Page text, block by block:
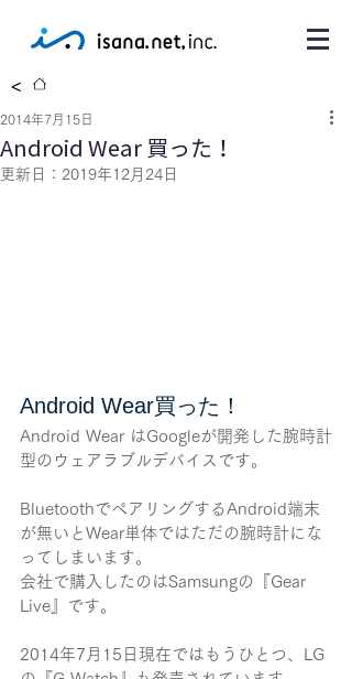
<
Android Wear 買った！
2014年7月15日
更新日： 2019年12月24日
Android Wear買った！
Android Wear はGoogleが開発した腕時計
型のウェアラブルデバイスです。
BluetoothでペアリングするAndroid端末
が無いとWear単体ではただの腕時計にな
ってしまいます。
会社で購入したのはSamsungの『Gear
Live』です。
2014年7月15日現在ではもうひとつ、LG